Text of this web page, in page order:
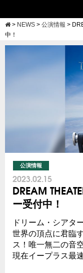
> NEWS > 公演情報 >
中！
公演情報
2023.02.15
DREAM
ー受付中！
ドリーム・シアタ
世界の頂点に君臨
ス！唯一無二の音
現在イープラス最